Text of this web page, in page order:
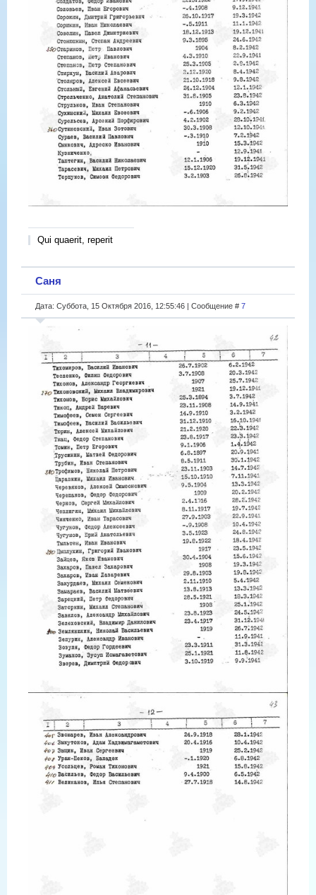
Qui quaerit, reperit
Саня
Дата: Суббота, 15 Октября 2016, 12:55:46 | Сообщение # 7